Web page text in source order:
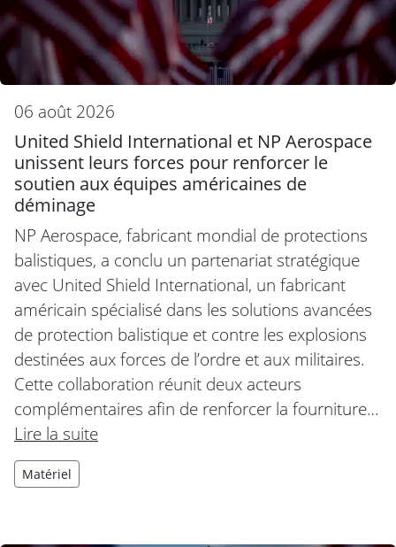
06 août 2026
United Shield International et NP Aerospace
unissent leurs forces pour renforcer le
soutien aux équipes américaines de
déminage
NP Aerospace, fabricant mondial de protections
balistiques, a conclu un partenariat stratégique
avec United Shield International, un fabricant
américain spécialisé dans les solutions avancées
de protection balistique et contre les explosions
destinées aux forces de l’ordre et aux militaires.
Cette collaboration réunit deux acteurs
complémentaires afin de renforcer la fourniture…
Lire la suite
Matériel